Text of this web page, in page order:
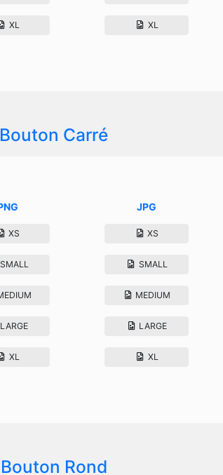
XL XL
Bouton Carré
XS
SMALL
LARGE
XL
JPG
XS
SMALL
MEDIUM
LARGE
XL
Bouton Rond